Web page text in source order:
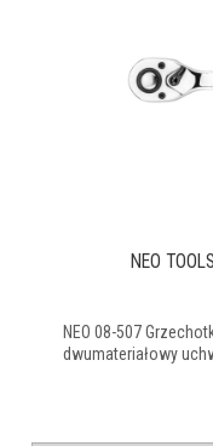
NEO
NEO 08-507
dwumateriałowy